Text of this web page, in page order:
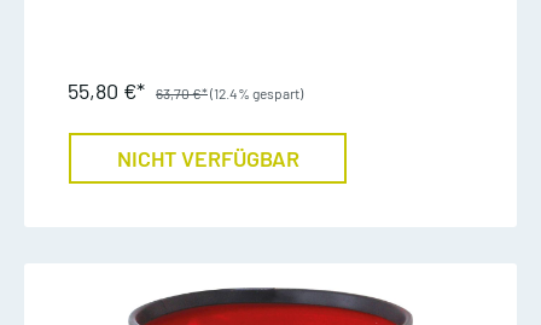
55,80 €* 63,70 €*(12.4% gespart)
NICHT VERFÜGBAR